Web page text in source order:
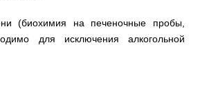
(биохимия на печеночные пробы,
для исключения алкогольной